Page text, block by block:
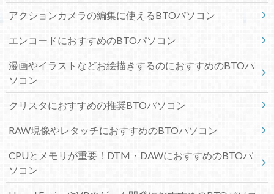
アクションカメラの編集に使えるBTOパソコン
エンコードにおすすめのBTOパソコン
漫画やイラストなどお絵描きするのにおすすめのBTOパ
ソコン
クリスタにおすすめの推奨BTOパソコン
RAW現像やレタッチにおすすめのBTOパソコン
CPUとメモリが重要！DTM・DAWにおすすめのBTOパ
ソコン